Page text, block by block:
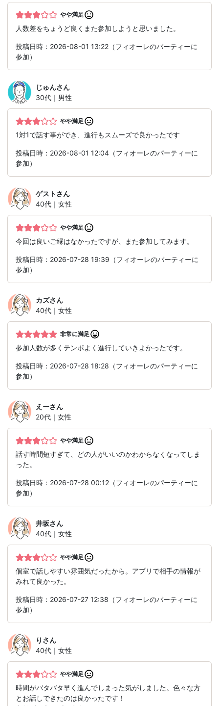
やや満足
人数差をちょうど良くまた参加しようと思いました。
投稿日時：2026-08-01 13:22（フィオーレのパーティーに
参加）
じゅんさん
30代｜男性
やや満足
1対1で話す事ができ、進行もスムーズで良かったです
投稿日時：2026-08-01 12:04（フィオーレのパーティーに
参加）
ゲストさん
40代｜女性
やや満足
今回は良いご縁はなかったですが、また参加してみます。
投稿日時：2026-07-28 19:39（フィオーレのパーティーに
参加）
カズさん
40代｜女性
非常に満足
参加人数が多くテンポよく進行していきよかったです。
投稿日時：2026-07-28 18:28（フィオーレのパーティーに
参加）
えーさん
20代｜女性
やや満足
話す時間短すぎて、どの人がいいのかわからなくなってしま
った。
投稿日時：2026-07-28 00:12（フィオーレのパーティーに
参加）
井坂さん
40代｜女性
やや満足
個室で話しやすい雰囲気だったから。アプリで相手の情報が
みれて良かった。
投稿日時：2026-07-27 12:38（フィオーレのパーティーに
参加）
り さん
40代｜女性
やや満足
時間がバタバタ早く進んでしまった気がしました。色々な方
とお話しできたのは良かったです！